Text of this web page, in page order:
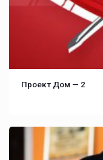
Проект Дом — 2